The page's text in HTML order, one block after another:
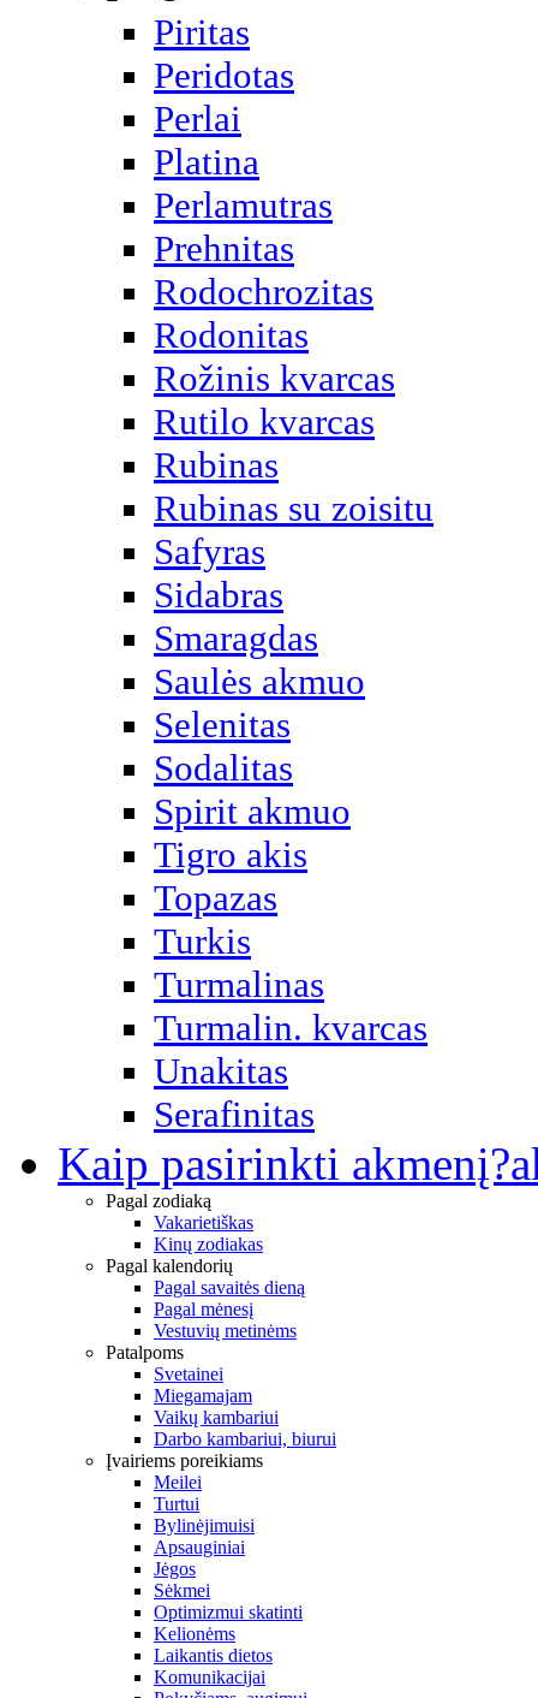
Piritas
Peridotas
Perlai
Platina
Perlamutras
Prehnitas
Rodochrozitas
Rodonitas
Rožinis kvarcas
Rutilo kvarcas
Rubinas
Rubinas su zoisitu
Safyras
Sidabras
Smaragdas
Saulės akmuo
Selenitas
Sodalitas
Spirit akmuo
Tigro akis
Topazas
Turkis
Turmalinas
Turmalin. kvarcas
Unakitas
Serafinitas
Kaip pasirinkti akmenį?
Pagal zodiaką
Vakarietiškas
Kinų zodiakas
Pagal kalendorių
Pagal savaitės dieną
Pagal mėnesį
Vestuvių metinėms
Patalpoms
Svetainei
Miegamajam
Vaikų kambariui
Darbo kambariui, biurui
Įvairiems poreikiams
Meilei
Turtui
Bylinėjimuisi
Apsauginiai
Jėgos
Sėkmei
Optimizmui skatinti
Kelionėms
Laikantis dietos
Komunikacijai